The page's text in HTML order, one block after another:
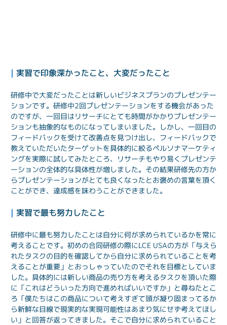
| 実習で印象深かったこと、大変だったこと
研修中で大変だったことは新しいビジネスプランのプレゼンテー
ションです。研修中2回プレゼンテーションをする機会があった
のですが、一回目はリサーチにとても時間がかかりプレゼンテー
ションも抽象的なものになってしまいました。しかし、一回目の
フィードバックを受けて改善点を見つけ出し、フィードバックで
教えていただいたターゲットを具体的に絞るペルソナマーケティ
ングを実際に試してみたところ、リサーチもやり易くプレゼンテ
ーションの全体的な具体性が増しました。その結果研修先の方か
らプレゼンテーションがとても良くなったとお褒めの言葉を頂く
ことができ、達成感を味わうことができました。
| 実習で最も努力したこと
研修中に最も努力したことは自分に何が求められているかを常に
考えることです。初めの合同研修の際にLCE USAの方が「与えら
れたタスクの目的を確認してから自分に求められていることを考
えることが重要」とおっしゃっていたのでそれを目標としていま
した。具体的には新しい商品の売り方を考えるタスクを頂いた際
に「これはどういった方向で進めればいいですか」と尋ねたとこ
ろ「僕たちはこの商品について考えすぎて頭が凝り固まってるか
ら新鮮な目線で現実的な実現可能性はあまり気にせず考えてほし
い」と回答が返ってきました。そこで自分に求められていること